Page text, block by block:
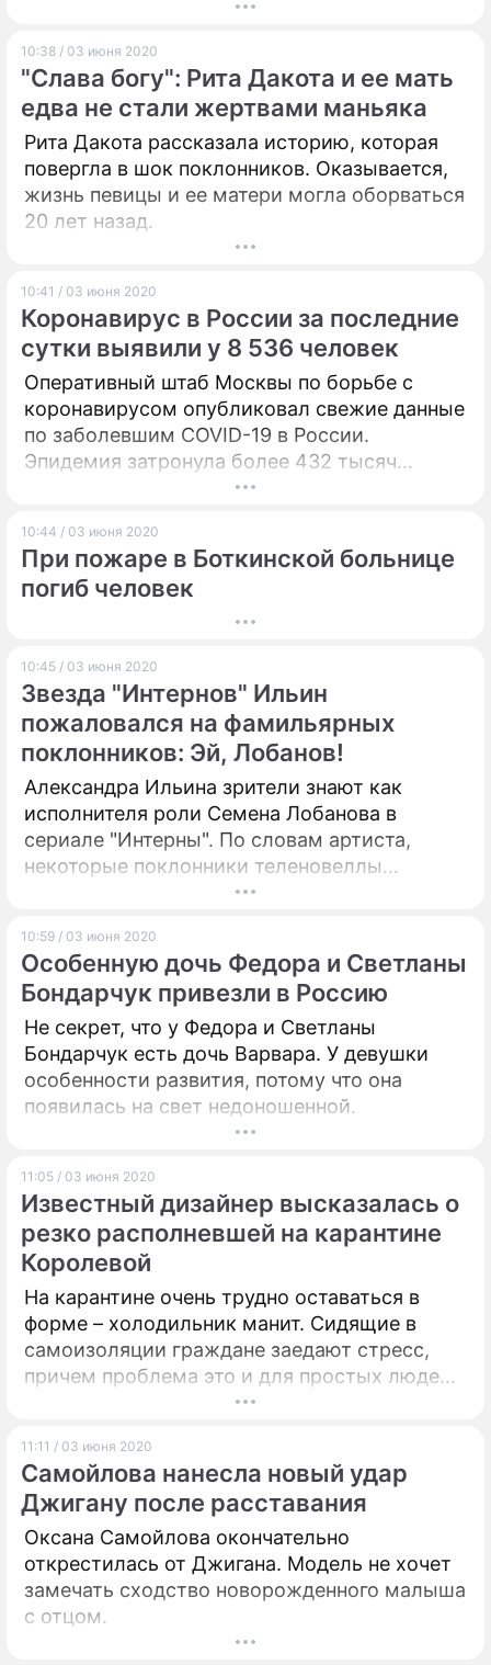
10:38 / 03 июня 2020
"Слава богу": Рита Дакота и ее мать
едва не стали жертвами маньяка
Рита Дакота рассказала историю, которая
повергла в шок поклонников. Оказывается,
жизнь певицы и ее матери могла оборваться
20 лет назад.
10:41 / 03 июня 2020
Коронавирус в России за последние
сутки выявили у 8 536 человек
Оперативный штаб Москвы по борьбе с
коронавирусом опубликовал свежие данные
по заболевшим COVID-19 в России.
Эпидемия затронула более 432 тысяч
10:44 / 03 июня 2020
При пожаре в Боткинской больнице
погиб человек
10:45 / 03 июня 2020
Звезда "Интернов" Ильин
пожаловался на фамильярных
поклонников: Эй, Лобанов!
Александра Ильина зрители знают как
исполнителя роли Семена Лобанова в
сериале "Интерны". По словам артиста,
некоторые поклонники теленовеллы
продолжают связывать его с этим образом.
10:59 / 03 июня 2020
Особенную дочь Федора и Светланы
Бондарчук привезли в Россию
Не секрет, что у Федора и Светланы
Бондарчук есть дочь Варвара. У девушки
особенности развития, потому что она
появилась на свет недоношенной.
11:05 / 03 июня 2020
Известный дизайнер высказалась о
резко располневшей на карантине
Королевой
На карантине очень трудно оставаться в
форме – холодильник манит. Сидящие в
самоизоляции граждане заедают стресс,
причем проблема это и для простых людей,
11:11 / 03 июня 2020
Самойлова нанесла новый удар
Джигану после расставания
Оксана Самойлова окончательно
открестилась от Джигана. Модель не хочет
замечать сходство новорожденного малыша
с отцом.